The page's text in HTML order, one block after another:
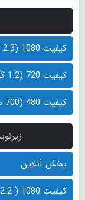
کیفیت 1080 (2.3 گیگابایت)
کیفیت 720 (1.2 گیگابایت)
کیفیت 480 (700 مگابایت)
پخش آنلاین
کیفیت 1080 ( 2.2 گیگابایت)